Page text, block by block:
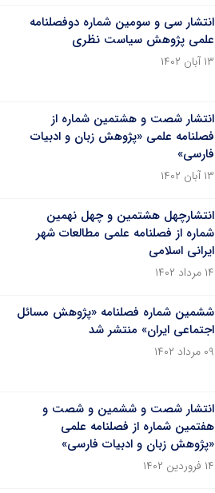
انتشار سی و سومین شماره دوفصلنامه
علمی پژوهش سیاست نظری
۱۳ آبان ۱۴۰۲
انتشار شصت و هشتمین شماره از
فصلنامه علمی «پژوهش زبان و ادبیات
فارسی»
۱۳ آبان ۱۴۰۲
انتشارچهل هشتمین و چهل نهمین
شماره از فصلنامه علمی مطالعات شهر
ایرانی اسلامی
۱۴ مرداد ۱۴۰۲
ششمین شماره فصلنامه «پژوهش مسائل
اجتماعی ایران» منتشر شد
۰۹ مرداد ۱۴۰۲
انتشار شصت و ششمین و شصت و
هفتمین شماره از فصلنامه علمی
«پژوهش زبان و ادبیات فارسی»
۱۴ فروردین ۱۴۰۲